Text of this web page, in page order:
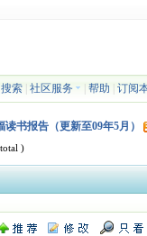
搜索| 社区服务 帮助 订阅
读书报告（更新至09年5月）
)